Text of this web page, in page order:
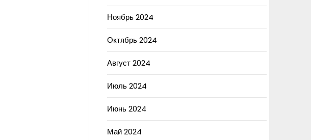
Ноябрь 2024
Октябрь 2024
Август 2024
Июль 2024
Июнь 2024
Май 2024